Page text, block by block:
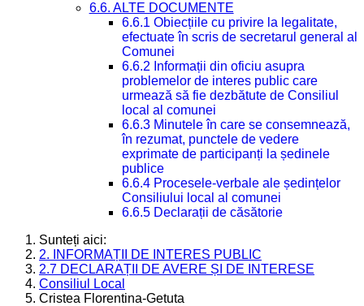
6.6. ALTE DOCUMENTE
6.6.1 Obiecțiile cu privire la legalitate,
efectuate în scris de secretarul general al
Comunei
6.6.2 Informații din oficiu asupra
problemelor de interes public care
urmează să fie dezbătute de Consiliul
local al comunei
6.6.3 Minutele în care se consemnează,
în rezumat, punctele de vedere
exprimate de participanți la ședinele
publice
6.6.4 Procesele-verbale ale ședințelor
Consiliului local al comunei
6.6.5 Declarații de căsătorie
Sunteți aici:
2. INFORMAȚII DE INTERES PUBLIC
2.7 DECLARAȚII DE AVERE ȘI DE INTERESE
Consiliul Local
Cristea Florentina-Getuta